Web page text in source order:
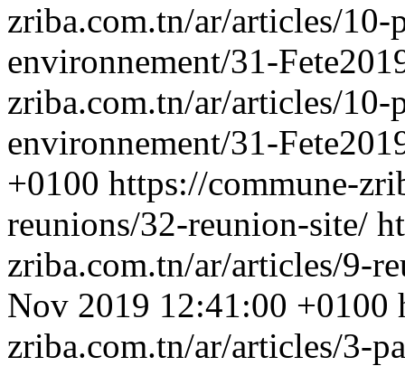
zriba.com.tn/ar/articles/10-
environnement/31-
zriba.com.tn/ar/articles/10-
environnement/31-
+0100 https://commune-
reunions/32-reunion-site/
zriba.com.tn/ar/articles/9-
Nov 2019 12:41:00 +0100
zriba.com.tn/ar/articles/3-